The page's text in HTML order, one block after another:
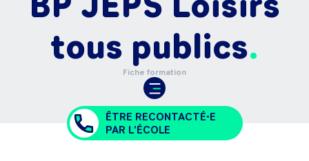
tous publics
Fiche formation
ÊTRE RECONTACTÉ•E
PAR L'ÉCOLE